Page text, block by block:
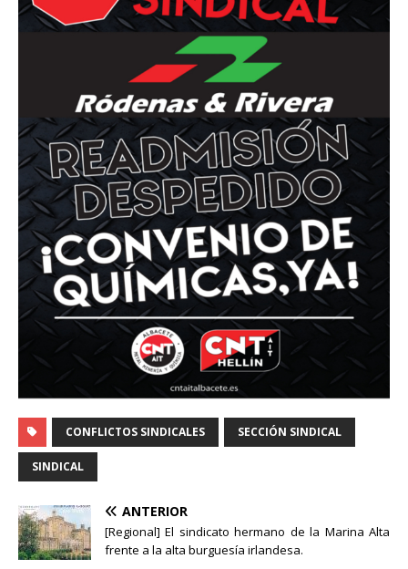
CONFLICTOS SINDICALES SECCIÓN SINDICAL
SINDICAL
ANTERIOR
[Regional] El sindicato hermano de la Marina Alta
frente a la alta burguesía irlandesa.